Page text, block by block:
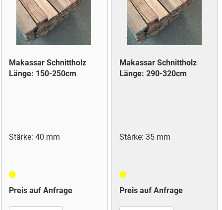
Makassar Schnittholz
Länge: 150-250cm
Stärke: 40 mm
Preis auf Anfrage
Makassar Schnittholz
Länge: 290-320cm
Stärke: 35 mm
Preis auf Anfrage